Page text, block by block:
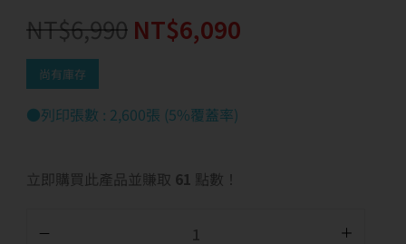
NT$6,990 NT$6,090
尚有庫存
●列印張數 : 2,600張 (5%覆蓋率)
立即購買此產品並賺取 61 點數！